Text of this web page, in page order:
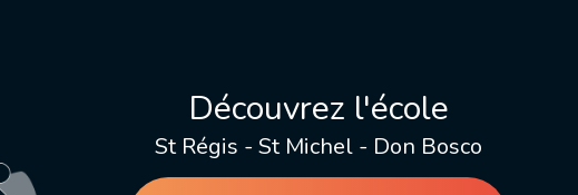
Découvrez l'école
St Régis - St Michel - Don Bosco